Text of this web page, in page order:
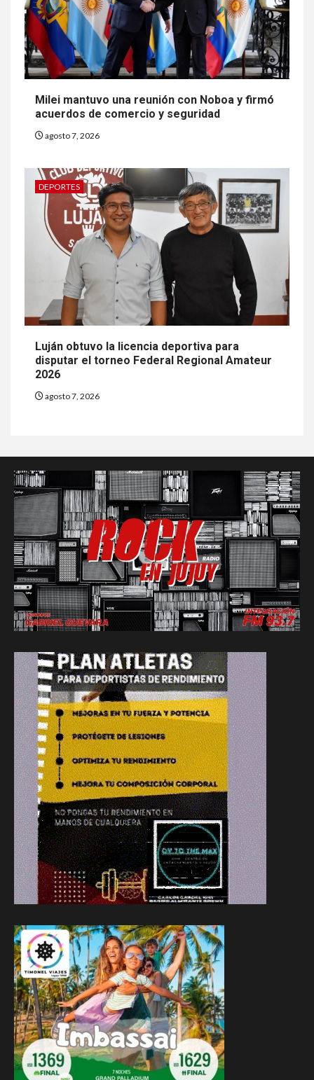
Milei mantuvo una reunión con Noboa y firmó
acuerdos de comercio y seguridad
agosto 7, 2026
DEPORTES
Luján obtuvo la licencia deportiva para
disputar el torneo Federal Regional Amateur
2026
agosto 7, 2026